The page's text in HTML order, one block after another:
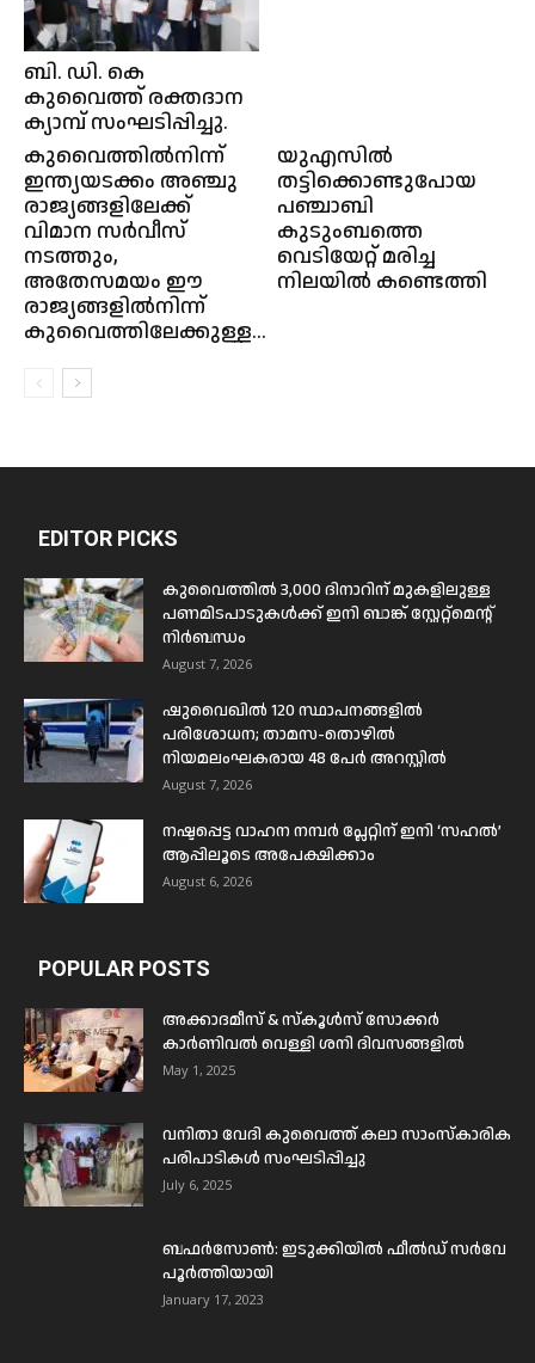
ബി. ഡി. കെ
കുവൈത്ത് രക്തദാന
ക്യാമ്പ് സംഘടിപ്പിച്ചു.
കുവൈത്തിൽനിന്ന്
ഇന്ത്യയടക്കം അഞ്ചു
രാജ്യങ്ങളിലേക്ക്
വിമാന സർവീസ്
നടത്തും,
അതേസമയം ഈ
രാജ്യങ്ങളിൽനിന്ന്
കുവൈത്തിലേക്കുള്ള...
യുഎസിൽ
തട്ടിക്കൊണ്ടുപോയ
പഞ്ചാബി
കുടുംബത്തെ
വെടിയേറ്റ് മരിച്ച
നിലയിൽ കണ്ടെത്തി
EDITOR PICKS
കുവൈത്തിൽ 3,000 ദിനാറിന് മുകളിലുള്ള
പണമിടപാടുകൾക്ക് ഇനി ബാങ്ക് സ്റ്റേറ്റ്മെന്റ്
നിർബന്ധം
August 7, 2026
ഷുവൈഖിൽ 120 സ്ഥാപനങ്ങളിൽ
പരിശോധന; താമസ-തൊഴിൽ
നിയമലംഘകരായ 48 പേർ അറസ്റ്റിൽ
August 7, 2026
നഷ്ടപ്പെട്ട വാഹന നമ്പർ പ്ലേറ്റിന് ഇനി ‘സഹൽ’
ആപ്പിലൂടെ അപേക്ഷിക്കാം
August 6, 2026
POPULAR POSTS
അക്കാദമീസ് & സ്കൂൾസ് സോക്കർ
കാർണിവൽ വെള്ളി ശനി ദിവസങ്ങളിൽ
May 1, 2025
വനിതാ വേദി കുവൈത്ത് കലാ സാംസ്കാരിക
പരിപാടികൾ സംഘടിപ്പിച്ചു
July 6, 2025
ബഫര്‍സോണ്‍: ഇടുക്കിയില്‍ ഫീല്‍ഡ് സര്‍വേ
പൂര്‍ത്തിയായി
January 17, 2023